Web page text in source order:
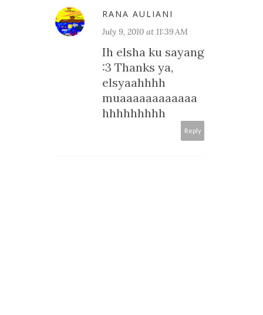
RANA AULIANI
July 9, 2010 at 11:39 AM
Ih elsha ku sayang
:3 Thanks ya,
elsyaahhhh
muaaaaaaaaaaaa
hhhhhhhhh
Reply